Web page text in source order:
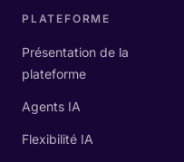
PLATEFORME
Présentation de la
plateforme
Agents IA
Flexibilité IA